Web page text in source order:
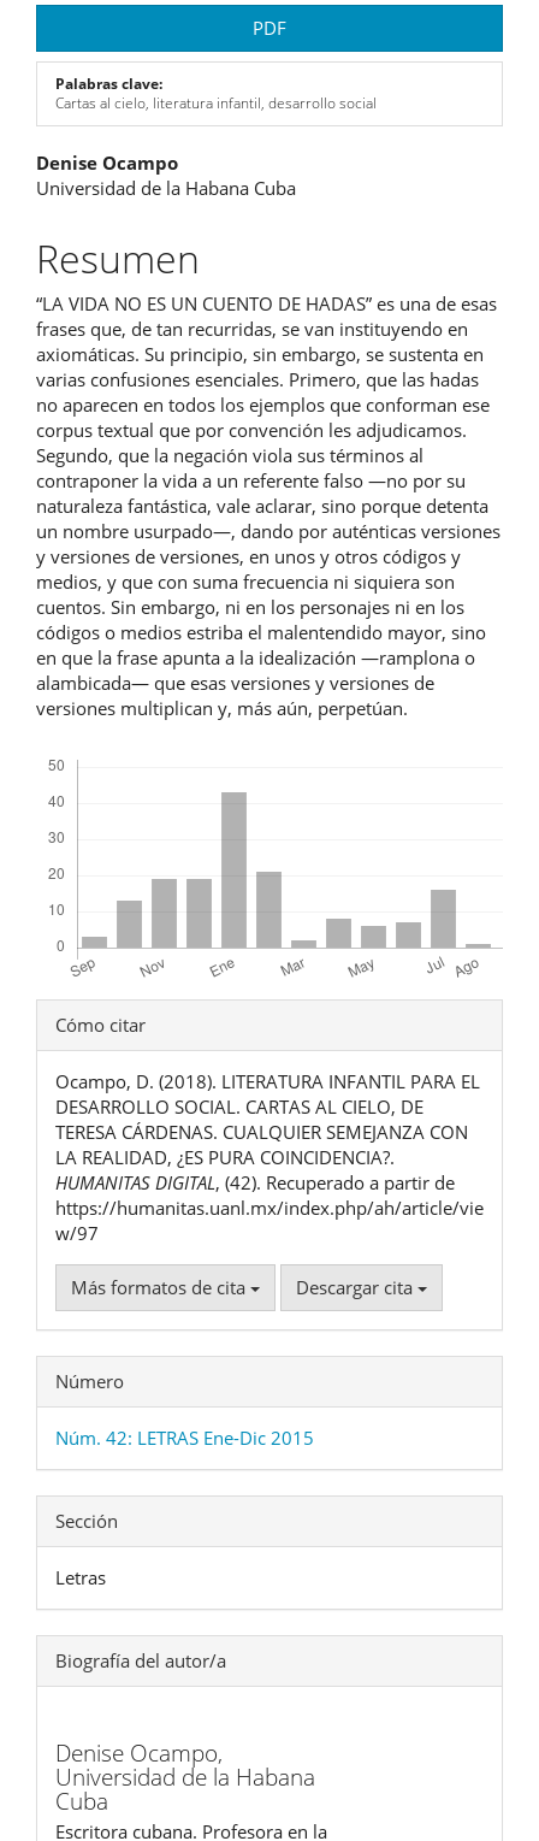
PDF
Palabras clave:
Cartas al cielo, literatura infantil, desarrollo social
Contenido
principal
del
artículo
Denise Ocampo
Universidad de la Habana Cuba
Resumen
“LA VIDA NO ES UN CUENTO DE HADAS” es una de esas
frases que, de tan recurridas, se van instituyendo en
axiomáticas. Su principio, sin embargo, se sustenta en
varias confusiones esenciales. Primero, que las hadas
no aparecen en todos los ejemplos que conforman ese
corpus textual que por convención les adjudicamos.
Segundo, que la negación viola sus términos al
contraponer la vida a un referente falso —no por su
naturaleza fantástica, vale aclarar, sino porque detenta
un nombre usurpado—, dando por auténticas versiones
y versiones de versiones, en unos y otros códigos y
medios, y que con suma frecuencia ni siquiera son
cuentos. Sin embargo, ni en los personajes ni en los
códigos o medios estriba el malentendido mayor, sino
en que la frase apunta a la idealización —ramplona o
alambicada— que esas versiones y versiones de
versiones multiplican y, más aún, perpetúan.
Detalles
del
artículo
Cómo citar
Ocampo, D. (2018). LITERATURA INFANTIL PARA EL
DESARROLLO SOCIAL. CARTAS AL CIELO, DE
TERESA CÁRDENAS. CUALQUIER SEMEJANZA CON
LA REALIDAD, ¿ES PURA COINCIDENCIA?.
HUMANITAS DIGITAL, (42). Recuperado a partir de
https://humanitas.uanl.mx/index.php/ah/article/vie
w/97
Más formatos de cita Descargar cita
Número
Núm. 42: LETRAS Ene-Dic 2015
Sección
Letras
Biografía del autor/a
Denise Ocampo,
Universidad de la Habana
Cuba
Escritora cubana. Profesora en la